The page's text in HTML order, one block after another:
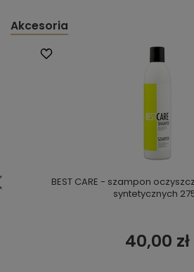
Akcesoria
BEST CARE - szampon
syntetycznych
40,00 zł